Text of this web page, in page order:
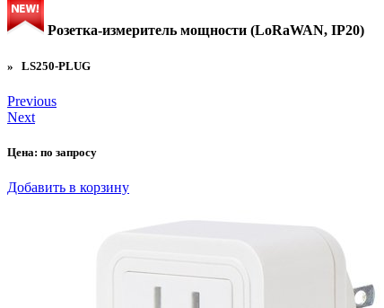
Розетка-измеритель мощности (LoRaWAN, IP20)
» LS250-PLUG
Previous
Next
Цена: по запросу
Добавить в корзину